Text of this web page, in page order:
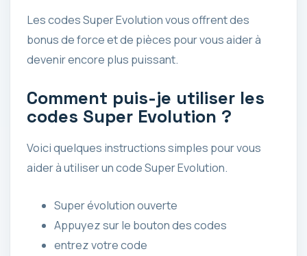
Les codes Super Evolution vous offrent des
bonus de force et de pièces pour vous aider à
devenir encore plus puissant.
Comment puis-je utiliser les
codes Super Evolution ?
Voici quelques instructions simples pour vous
aider à utiliser un code Super Evolution.
Super évolution ouverte
Appuyez sur le bouton des codes
entrez votre code